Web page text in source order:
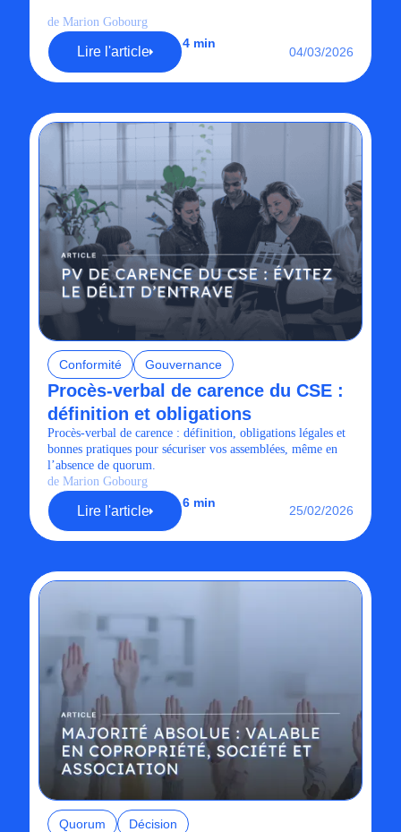
de Marion Gobourg
Lire l'article
4 min
04/03/2026
Conformité Gouvernance
Procès-verbal de carence du CSE :
définition et obligations
Procès-verbal de carence : définition, obligations légales et
bonnes pratiques pour sécuriser vos assemblées, même en
l’absence de quorum.
de Marion Gobourg
Lire l'article
6 min
25/02/2026
Quorum Décision